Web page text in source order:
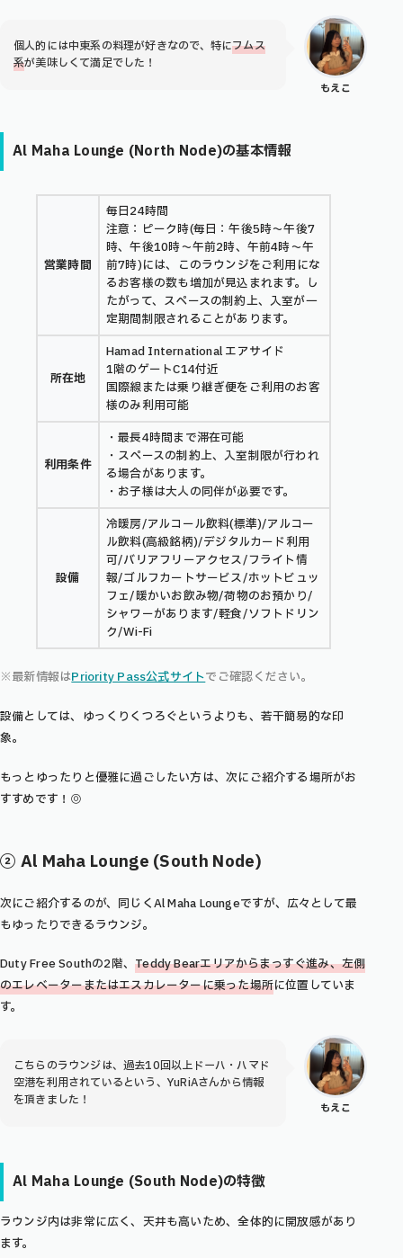
もえこ
個人的には中東系の料理が好きなので、特にフムス
系が美味しくて満足でした！
Al Maha Lounge (North Node)の基本情報
営業時間
毎日24時間
注意：ピーク時(毎日：午後5時～午後7
時、午後10時～午前2時、午前4時～午
前7時)には、このラウンジをご利用にな
るお客様の数も増加が見込まれます。し
たがって、スペースの制約上、入室が一
定期間制限されることがあります。
所在地
Hamad International エアサイド
1階のゲートC14付近
国際線または乗り継ぎ便をご利用のお客
様のみ利用可能
利用条件
・最長4時間まで滞在可能
・スペースの制約上、入室制限が行われ
る場合があります。
・お子様は大人の同伴が必要です。
設備
冷暖房/アルコール飲料(標準)/アルコー
ル飲料(高級銘柄)/デジタルカード利用
可/バリアフリーアクセス/フライト情
報/ゴルフカートサービス/ホットビュッ
フェ/暖かいお飲み物/荷物のお預かり/
シャワーがあります/軽食/ソフトドリン
ク/Wi-Fi
※最新情報はPriority Pass公式サイトでご確認ください。
設備としては、ゆっくりくつろぐというよりも、若干簡易的な印
象。
もっとゆったりと優雅に過ごしたい方は、次にご紹介する場所がお
すすめです！◎
② Al Maha Lounge (South Node)
次にご紹介するのが、同じくAl Maha Loungeですが、広々として最
もゆったりできるラウンジ。
Duty Free Southの2階、Teddy Bearエリアからまっすぐ進み、左側
のエレベーターまたはエスカレーターに乗った場所に位置していま
す。
もえこ
こちらのラウンジは、過去10回以上ドーハ・ハマド
空港を利用されているという、YuRiAさんから情報
を頂きました！
Al Maha Lounge (South Node)の特徴
ラウンジ内は非常に広く、天井も高いため、全体的に開放感があり
ます。